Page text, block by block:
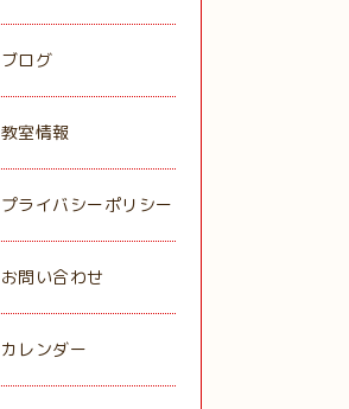
ブログ
教室情報
プライバシーポリシー
お問い合わせ
カレンダー